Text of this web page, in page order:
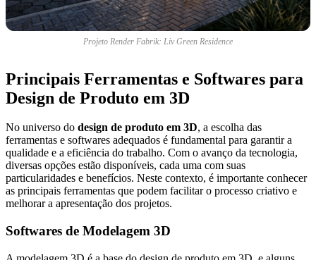
Projeto Render Fabrik: Liv Green Residence
Principais Ferramentas e Softwares para
Design de Produto em 3D
No universo do design de produto em 3D, a escolha das
ferramentas e softwares adequados é fundamental para garantir a
qualidade e a eficiência do trabalho. Com o avanço da tecnologia,
diversas opções estão disponíveis, cada uma com suas
particularidades e benefícios. Neste contexto, é importante conhecer
as principais ferramentas que podem facilitar o processo criativo e
melhorar a apresentação dos projetos.
Softwares de Modelagem 3D